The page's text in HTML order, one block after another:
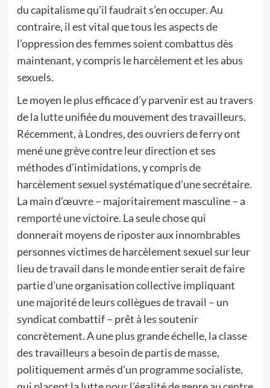
du capitalisme qu’il faudrait s’en occuper. Au
contraire, il est vital que tous les aspects de
l’oppression des femmes soient combattus dès
maintenant, y compris le harcèlement et les abus
sexuels.
Le moyen le plus efficace d’y parvenir est au travers
de la lutte unifiée du mouvement des travailleurs.
Récemment, à Londres, des ouvriers de ferry ont
mené une grève contre leur direction et ses
méthodes d’intimidations, y compris de
harcèlement sexuel systématique d’une secrétaire.
La main d’œuvre – majoritairement masculine – a
remporté une victoire. La seule chose qui
donnerait moyens de riposter aux innombrables
personnes victimes de harcèlement sexuel sur leur
lieu de travail dans le monde entier serait de faire
partie d’une organisation collective impliquant
une majorité de leurs collègues de travail – un
syndicat combattif – prêt à les soutenir
concrètement. A une plus grande échelle, la classe
des travailleurs a besoin de partis de masse,
politiquement armés d’un programme socialiste,